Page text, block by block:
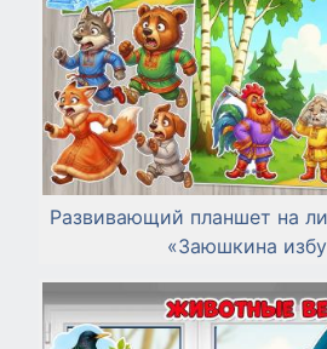
Развивающий планшет на
«Заюшкина